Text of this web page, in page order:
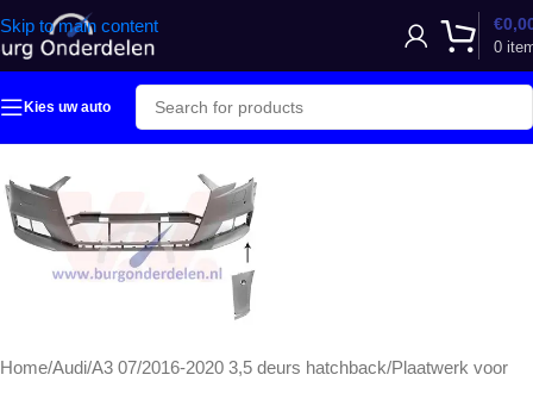
Skip to main content
0
€
Kies uw auto
Home/Audi/A3 07/2016-2020 3,5 deurs hatchback/Plaatwerk voor